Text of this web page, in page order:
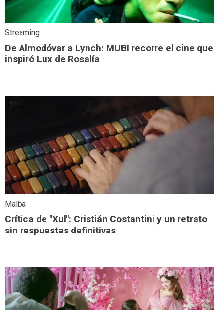
Streaming
De Almodóvar a Lynch: MUBI recorre el cine que
inspiró Lux de Rosalía
Malba
Crítica de "Xul": Cristián Costantini y un retrato
sin respuestas definitivas